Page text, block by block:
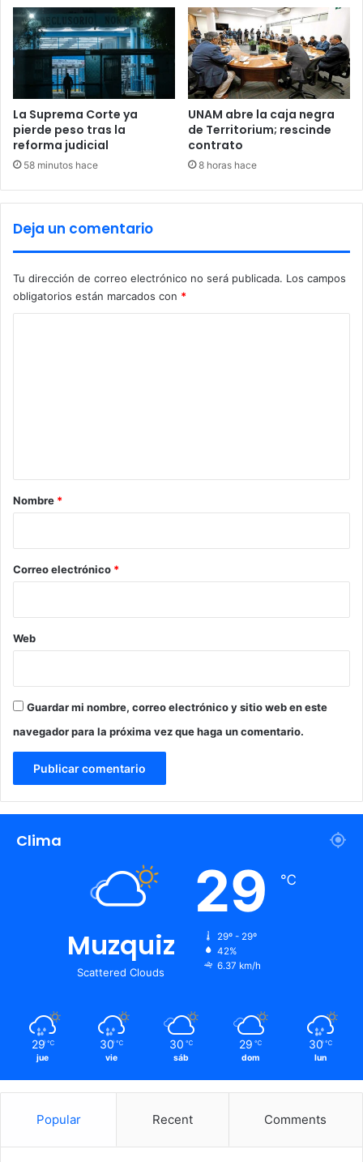
i
b
a
d
e
f
i
n
e
t
r
a
o
d
e
f
h
a
r
a
c
o
R
a
La Suprema Corte ya
pierde peso tras la
reforma judicial
58 minutos hace
UNAM abre la caja negra
de Territorium; rescinde
contrato
8 horas hace
Deja un comentario
Tu dirección de correo electrónico no será publicada. Los campos
obligatorios están marcados con *
r
*
Nombre *
Correo electrónico *
Web
Guardar mi nombre, correo electrónico y sitio web en este
navegador para la próxima vez que haga un comentario.
Clima
Muzquiz
Scattered Clouds
29 ℃
29º - 29º
42%
6.37 km/h
29 ℃
jue
30 ℃
vie
30 ℃
sáb
29 ℃
dom
30 ℃
lun
Popular Recent Comments